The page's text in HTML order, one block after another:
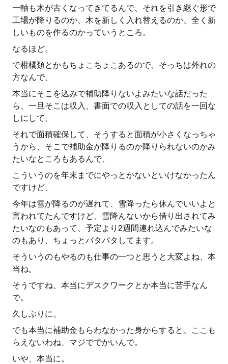
一軸も木が古くなってきてるんで、それを引き継ぐ形で
工場が降りるのか、木を新しく入れ替えるのか、全く新
しいものを作るのかっていうところ。
なるほど。
で柑橘類とかもちょこちょこあるので、そっちは外れの
方なんで、
本当にそこを込みで補助降りないよみたいな話だった
ら、一旦そこは収入、書面での収入としての話を一回な
しにして、
それで面積確保して、そうすると面積が小さくなっちゃ
うから、そこで補助金が降りるのか降りられないのかみ
たいなところもあるんで、
こういうのを年末までにやっとかないといけなかったん
ですけど、
今年は雪が降るのが遅れて、雪降ったら休んでいいよと
言われてたんですけど、雪降んないから借り出されてみ
たいなのもあって、予定より2週間連れ込んでみたいな
のもあり、ちょっとバタバタしてます。
そういうのもやるのも仕事の一つと思うと大変よね、本
当ね。
そうですね、本当にデスクワークとか本当に苦手なん
で。
久しぶりに。
でも本当に補助金もらわなかった身からすると、ここも
らえないわね、マジででかいんで。
いや、本当に。